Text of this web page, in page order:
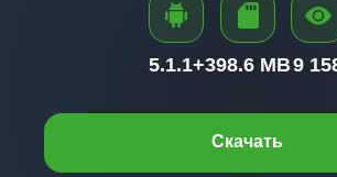
Скачать
5.1.1+398.6 MB9